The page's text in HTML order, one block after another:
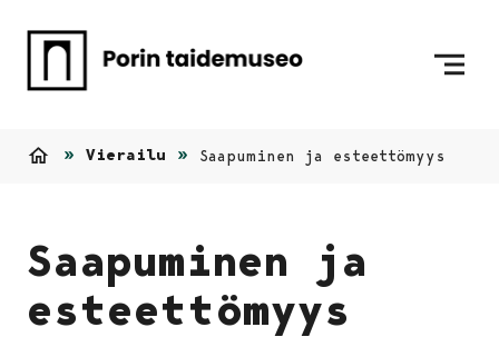
Vierailu Saapuminen ja esteettömyys
Saapuminen ja
esteettömyys